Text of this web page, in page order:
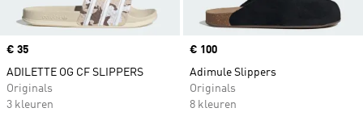
Price
€ 35
ADILETTE OG CF SLIPPERS
Originals
3 kleuren
Price
€ 100
Adimule Slippers
Originals
8 kleuren